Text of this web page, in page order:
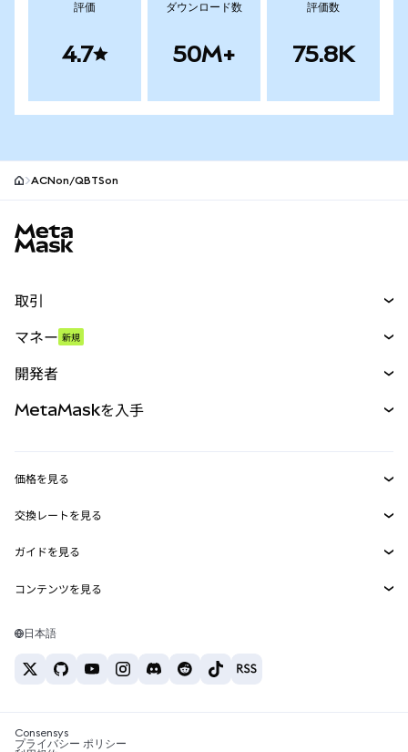
評価
4.7
ダウンロード数
50M+
評価数
75.8K
ACNon/QBTSon
取引
パーペチュアル
RWA
マネー 新規
開発者
MetaMask Connect
Snaps
Web3サービス
MetaMaskを入手
セキュリティ
サポート
キャリア
お問い合わせ
価格を見る
イーサリアムの価格
Solanaの価格
Tetherの価格
交換レートを見る
ETH→USD
USDT→INR
BTC→INR
ETH→USDT
ガイドを見る
ETHの購入
USDTの購入
SHIBの購入
コンテンツを見る
Solanaウォレット
税制関連ニュース
日本語
Consensys
プライバシー ポリシー